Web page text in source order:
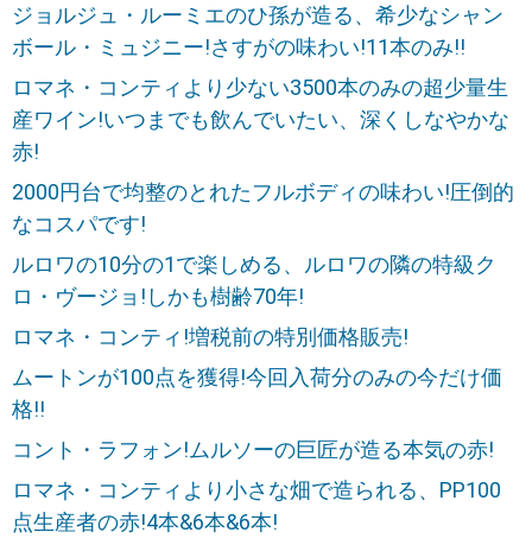
ジョルジュ・ルーミエのひ孫が造る、希少なシャン
ボール・ミュジニー!さすがの味わい!11本のみ!!
ロマネ・コンティより少ない3500本のみの超少量生
産ワイン!いつまでも飲んでいたい、深くしなやかな
赤!
2000円台で均整のとれたフルボディの味わい!圧倒的
なコスパです!
ルロワの10分の1で楽しめる、ルロワの隣の特級ク
ロ・ヴージョ!しかも樹齢70年!
ロマネ・コンティ!増税前の特別価格販売!
ムートンが100点を獲得!今回入荷分のみの今だけ価
格!!
コント・ラフォン!ムルソーの巨匠が造る本気の赤!
ロマネ・コンティより小さな畑で造られる、PP100
点生産者の赤!4本&6本&6本!